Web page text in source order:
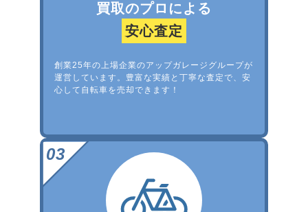
買取のプロによる
安心査定
創業25年の上場企業のアップガレージグループが
運営しています。豊富な実績と丁寧な査定で、安
心して自転車を売却できます！